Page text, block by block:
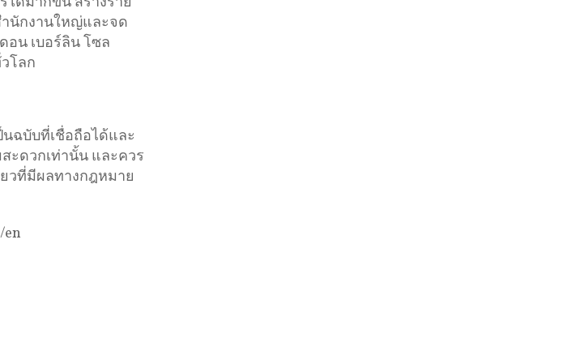
นักงานใหญ่และจด
อน เบอร์ลิน โซล
โลก
ฉบับที่เชื่อถือได้และ
ะดวกเท่านั้น และควร
วที่มีผลทางกฎหมาย
en